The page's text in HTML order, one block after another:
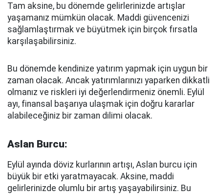
Tam aksine, bu dönemde gelirlerinizde artışlar
yaşamanız mümkün olacak. Maddi güvencenizi
sağlamlaştırmak ve büyütmek için birçok fırsatla
karşılaşabilirsiniz.
Bu dönemde kendinize yatırım yapmak için uygun bir
zaman olacak. Ancak yatırımlarınızı yaparken dikkatli
olmanız ve riskleri iyi değerlendirmeniz önemli. Eylül
ayı, finansal başarıya ulaşmak için doğru kararlar
alabileceğiniz bir zaman dilimi olacak.
Aslan Burcu:
Eylül ayında döviz kurlarının artışı, Aslan burcu için
büyük bir etki yaratmayacak. Aksine, maddi
gelirlerinizde olumlu bir artış yaşayabilirsiniz. Bu